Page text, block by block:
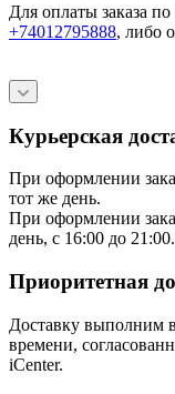
Для оплаты заказа
+74012795888, либо
Курьерская
При оформлении
тот же день.
При оформлении
день, с 16:00 до 21:00.
Приоритетная
Доставку выполним
времени,
iCenter.